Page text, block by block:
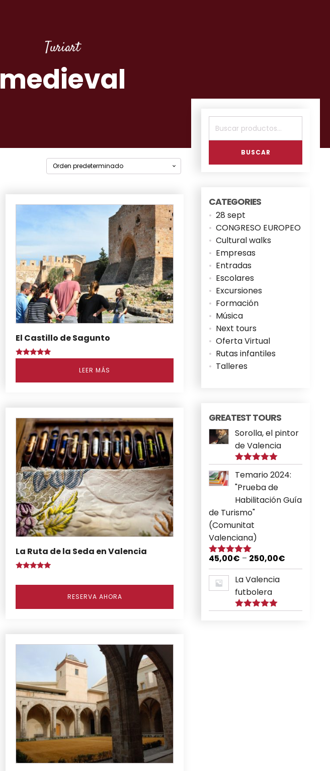
Turiart
medieval
El Castillo de Sagunto
de 5
LEER MÁS
La Ruta de la Seda en Valencia
RESERVA AHORA
Buscar
BUSCAR
CATEGORIES
28 sept
CONGRESO EUROPEO
Cultural walks
Empresas
Entradas
Escolares
Excursiones
Formación
Música
Next tours
Oferta Virtual
Rutas infantiles
Talleres
GREATEST TOURS
Sorolla, el pintor
de Valencia
con5.00de
5
Temario 2024:
"Prueba de
Habilitación Guía
de Turismo"
(Comunitat
Valenciana)
Puntuado
con5.00de
5
45,00€ – 250,00€
La Valencia
futbolera